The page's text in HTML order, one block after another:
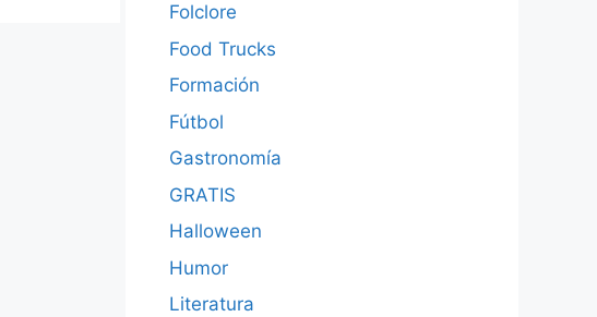
Folclore
Food Trucks
Formación
Fútbol
Gastronomía
GRATIS
Halloween
Humor
Literatura